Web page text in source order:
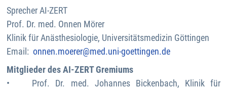
Sprecher AI-ZERT
Prof. Dr. med. Onnen Mörer
Klinik für Anästhesiologie, Universitätsmedizin Göttingen
Email:onnen.moerer@med.uni-goettingen.de
Mitglieder des AI-ZERT Gremiums
• Prof. Dr. med. Johannes Bickenbach, Klinik für